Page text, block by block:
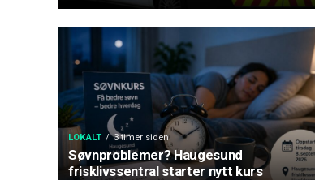
LOKALT 3 timer siden
Søvnproblemer? Haugesund
frisklivssentral starter nytt kurs